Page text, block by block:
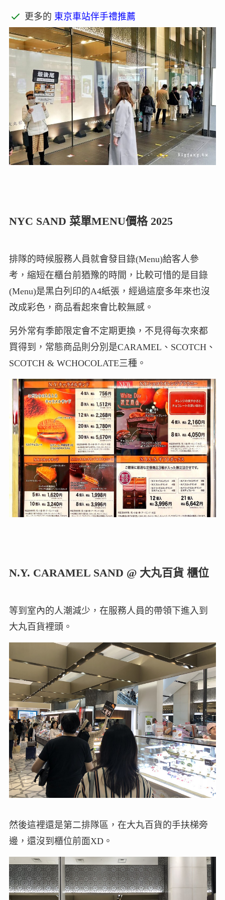
更多的 東京車站伴手禮推薦
NYC SAND 菜單MENU價格 2025
排隊的時候服務人員就會發目錄(Menu)給客人參
考，縮短在櫃台前猶豫的時間，比較可惜的是目錄
(Menu)是黑白列印的A4紙張，經過這麼多年來也沒
改成彩色，商品看起來會比較無感。
另外常有季節限定會不定期更換，不見得每次來都
買得到，常態商品則分別是CARAMEL、SCOTCH、
SCOTCH & WCHOCOLATE三種。
N.Y. CARAMEL SAND @ 大丸百貨 櫃位
等到室內的人潮減少，在服務人員的帶領下進入到
大丸百貨裡頭。
然後這裡還是第二排隊區，在大丸百貨的手扶梯旁
邊，還沒到櫃位前面XD。